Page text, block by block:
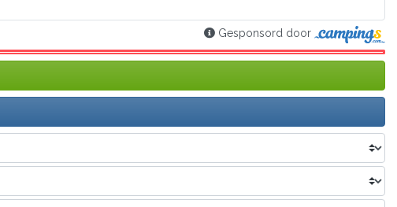
Gesponsord door